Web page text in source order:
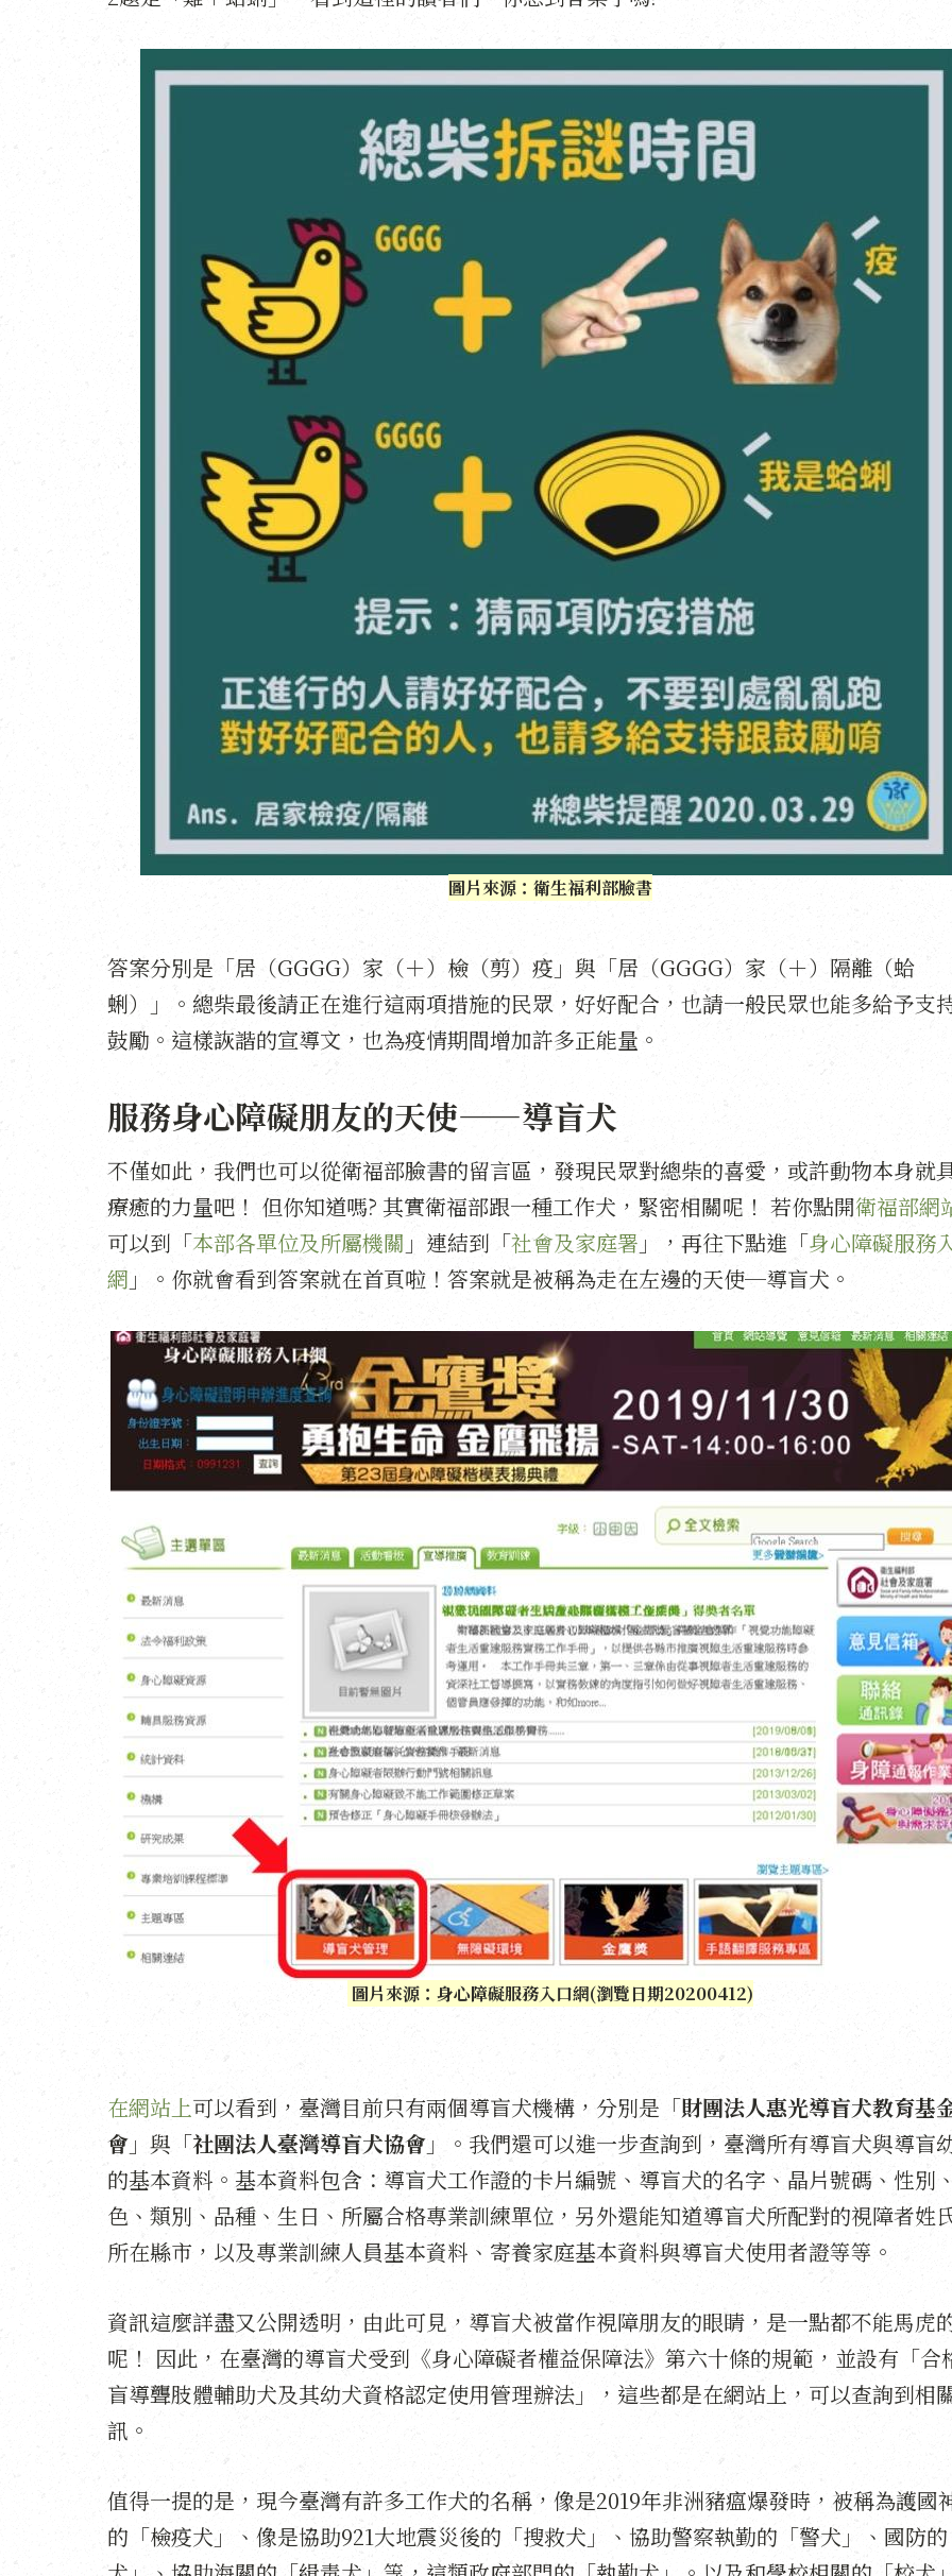
圖片來源：衛生福利部臉書
答案分別是「居（GGGG）家（＋）檢（剪）疫」與「居（GGGG）家（＋）隔離（蛤
蜊）」。總柴最後請正在進行這兩項措施的民眾，好好配合，也請一般民眾也能多給予支
鼓勵。這樣詼諧的宣導文，也為疫情期間增加許多正能量。
服務身心障礙朋友的天使——導盲犬
不僅如此，我們也可以從衛福部臉書的留言區，發現民眾對總柴的喜愛，或許動物本身就
療癒的力量吧！ 但你知道嗎? 其實衛福部跟一種工作犬，緊密相關呢！ 若你點開衛福部網
可以到「本部各單位及所屬機關 」連結到「社會及家庭署 」，再往下點進「身心障礙服務
網 」。你就會看到答案就在首頁啦！答案就是被稱為走在左邊的天使─導盲犬。
圖片來源：身心障礙服務入口網(瀏覽日期20200412)
在網站上可以看到，臺灣目前只有兩個導盲犬機構，分別是「財團法人惠光導盲犬教育基
會 」與「社團法人臺灣導盲犬協會 」。我們還可以進一步查詢到，臺灣所有導盲犬與導盲
的基本資料。基本資料包含：導盲犬工作證的卡片編號、導盲犬的名字、晶片號碼、性別
色、類別、品種、生日、所屬合格專業訓練單位，另外還能知道導盲犬所配對的視障者姓
所在縣市，以及專業訓練人員基本資料、寄養家庭基本資料與導盲犬使用者證等等。
資訊這麼詳盡又公開透明，由此可見，導盲犬被當作視障朋友的眼睛，是一點都不能馬虎
呢！ 因此，在臺灣的導盲犬受到《身心障礙者權益保障法》第六十條的規範，並設有「合
盲導聾肢體輔助犬及其幼犬資格認定使用管理辦法」，這些都是在網站上，可以查詢到相
訊。
值得一提的是，現今臺灣有許多工作犬的名稱，像是2019年非洲豬瘟爆發時，被稱為護國
的「檢疫犬」、像是協助921大地震災後的「搜救犬」、協助警察執勤的「警犬」、國防